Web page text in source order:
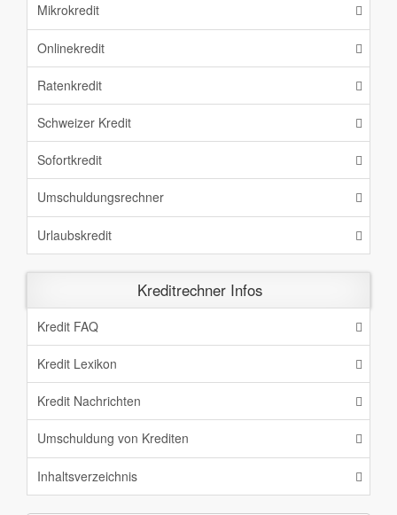
Mikrokredit
Onlinekredit
Ratenkredit
Schweizer Kredit
Sofortkredit
Umschuldungsrechner
Urlaubskredit
Kreditrechner Infos
Kredit FAQ
Kredit Lexikon
Kredit Nachrichten
Umschuldung von Krediten
Inhaltsverzeichnis